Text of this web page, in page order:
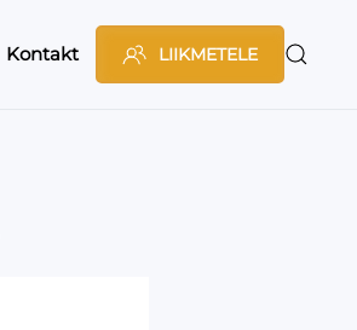
Kontakt LIIKMETELE